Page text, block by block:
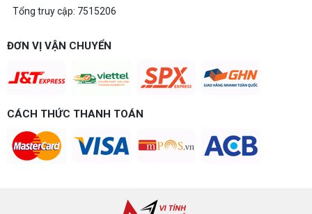
Tổng truy cập: 7515206
ĐƠN VỊ VẬN CHUYỂN
CÁCH THỨC THANH TOÁN